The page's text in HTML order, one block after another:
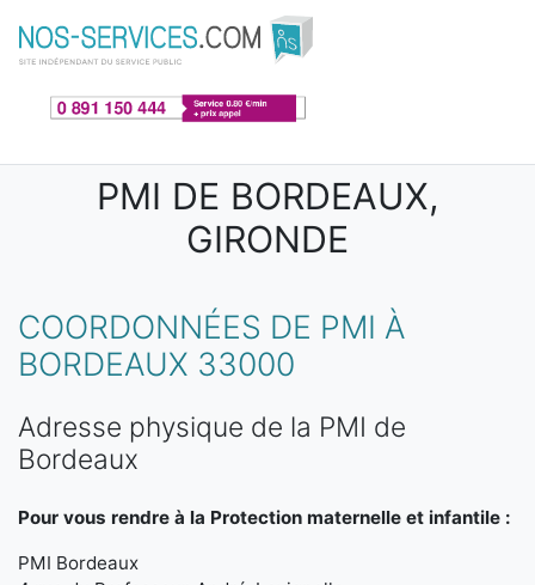
Aller au contenu principal
PMI DE BORDEAUX,
GIRONDE
COORDONNÉES DE PMI À
BORDEAUX 33000
Adresse physique de la PMI de
Bordeaux
Pour vous rendre à la Protection maternelle et infantile :
PMI Bordeaux